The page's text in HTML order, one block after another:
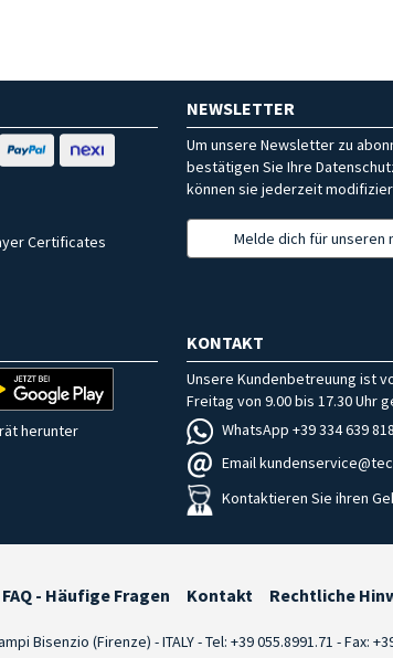
Certificates
NEWSLETTER
Um unsere Newsletter zu
bestätigen Sie Ihre
können sie jederzeit
Melde dich für unseren
herunter
KONTAKT
Unsere Kundenbetreuung ist
Freitag von 9.00 bis 17.30 Uhr
WhatsApp +39 334 639
Email
Kontaktieren Sie ihren
FAQ - Häufige Fragen Kontakt Rechtliche
Bisenzio (Firenze) - ITALY - Tel: +39 055.8991.71 - Fax: